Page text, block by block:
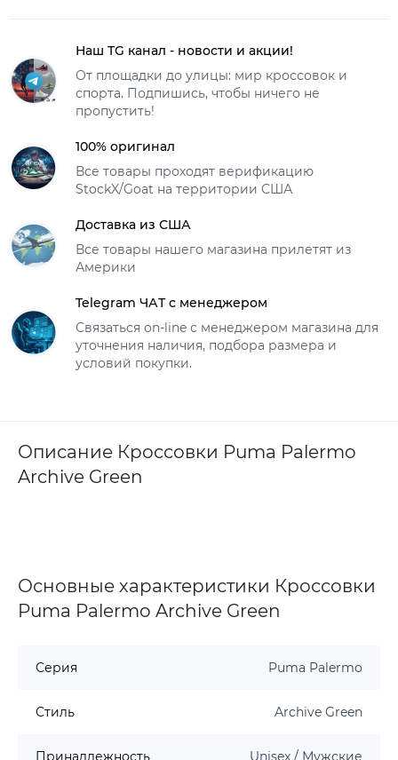
Наш TG канал - новости и акции!
От площадки до улицы: мир кроссовок и
спорта. Подпишись, чтобы ничего не
пропустить!
100% оригинал
Все товары проходят верификацию
StockX/Goat на территории США
Доставка из США
Все товары нашего магазина прилетят из
Америки
Telegram ЧАТ с менеджером
Связаться on-line с менеджером магазина для
уточнения наличия, подбора размера и
условий покупки.
Описание Кроссовки Puma Palermo
Archive Green
Основные характеристики Кроссовки
Puma Palermo Archive Green
Серия Puma Palermo
Стиль Archive Green
Принадлежность Unisex / Мужские